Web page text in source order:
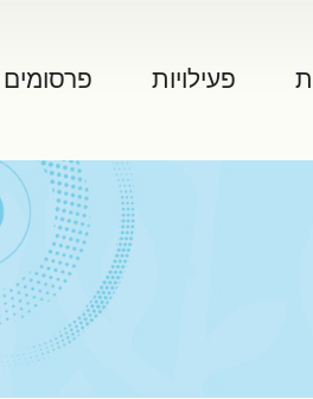
פעילויות